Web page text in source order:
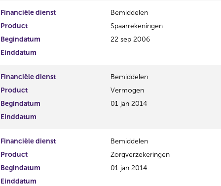
Financiële dienst
Bemiddelen
Product
Spaarrekeningen
Begindatum
22 sep 2006
Einddatum
Financiële dienst
Bemiddelen
Product
Vermogen
Begindatum
01 jan 2014
Einddatum
Financiële dienst
Bemiddelen
Product
Zorgverzekeringen
Begindatum
01 jan 2014
Einddatum